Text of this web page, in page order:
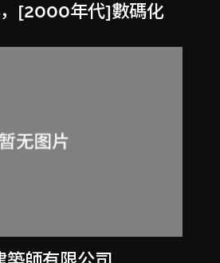
[2000年代]數碼化